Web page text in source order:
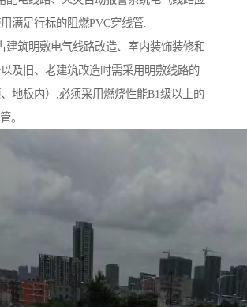
满足行标的阻燃PVC穿线管.
建筑明敷电气线路改造、室内装饰装修和
及旧、老建筑改造时需采用明敷线路的
、地板内）,必须采用燃烧性能B1级以上的
。